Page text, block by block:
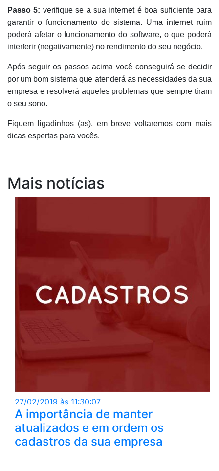
Passo 5: verifique se a sua internet é boa suficiente para
garantir o funcionamento do sistema. Uma internet ruim
poderá afetar o funcionamento do software, o que poderá
interferir (negativamente) no rendimento do seu negócio.
Após seguir os passos acima você conseguirá se decidir
por um bom sistema que atenderá as necessidades da sua
empresa e resolverá aqueles problemas que sempre tiram
o seu sono.
Fiquem ligadinhos (as), em breve voltaremos com mais
dicas espertas para vocês.
Mais notícias
27/02/2019 às 11:30:07
A importância de manter
atualizados e em ordem os
cadastros da sua empresa